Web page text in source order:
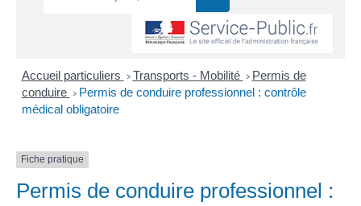
Accueil particuliers > Transports - Mobilité > Permis de
conduire > Permis de conduire professionnel : contrôle
médical obligatoire
Fiche pratique
Permis de conduire professionnel :